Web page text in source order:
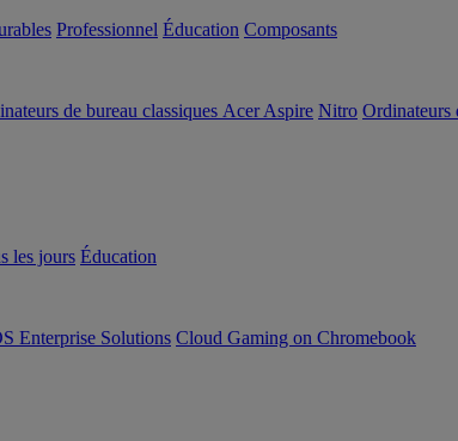
Professionnel Éducation Composants
de bureau classiques Acer Aspire Nitro Ordinateurs
les jours Éducation
Enterprise Solutions Cloud Gaming on Chromebook